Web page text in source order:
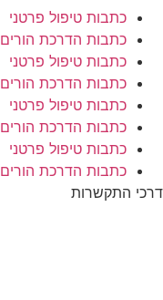
כתבות טיפול פרטני
כתבות הדרכת הורים
כתבות טיפול פרטני
כתבות הדרכת הורים
כתבות טיפול פרטני
כתבות הדרכת הורים
כתבות טיפול פרטני
כתבות הדרכת הורים
דרכי התקשרות